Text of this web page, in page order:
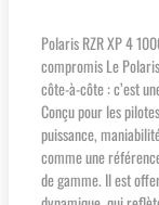
Polaris RZR XP 4
compromis Le
côte-à-côte : c’est
Conçu pour les
puissance,
comme une
de gamme. Il est